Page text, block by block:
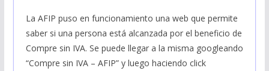
La AFIP puso en funcionamiento una web que permite
saber si una persona está alcanzada por el beneficio de
Compre sin IVA. Se puede llegar a la misma googleando
“Compre sin IVA – AFIP” y luego haciendo click